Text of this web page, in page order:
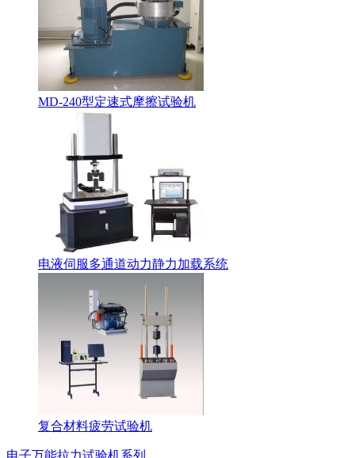
MD-240型定速式摩擦试验机
电液伺服多通道动力静力加载系统
复合材料疲劳试验机
电子万能拉力试验机系列